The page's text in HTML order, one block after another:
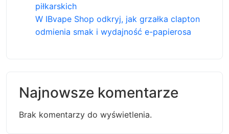
piłkarskich
W IBvape Shop odkryj, jak grzałka clapton
odmienia smak i wydajność e-papierosa
Najnowsze komentarze
Brak komentarzy do wyświetlenia.